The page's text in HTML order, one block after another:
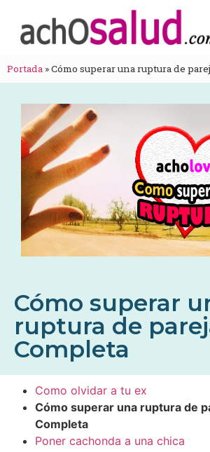
Portada »Cómo superar una ruptura de
Cómo superar
ruptura de
Completa
Como olvidar a tu ex
Cómo superar una ruptura de
Completa
Poner cachonda a una chica